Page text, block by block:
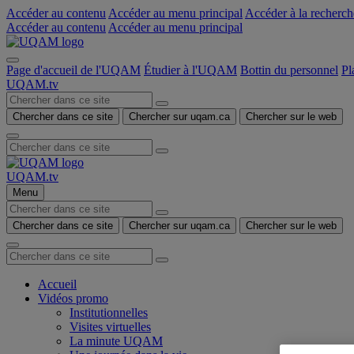
Accéder au contenu Accéder au menu principal Accéder à la
Accéder au contenu Accéder au menu principal
Page d'accueil de l'UQAM Étudier à l'UQAM Bottin du personnel
UQAM.tv
Chercher dans ce site Chercher sur uqam.ca Chercher sur le web
UQAM.tv
Menu
Chercher dans ce site Chercher sur uqam.ca Chercher sur le web
Accueil
Vidéos promo
Institutionnelles
Visites virtuelles
La minute UQAM